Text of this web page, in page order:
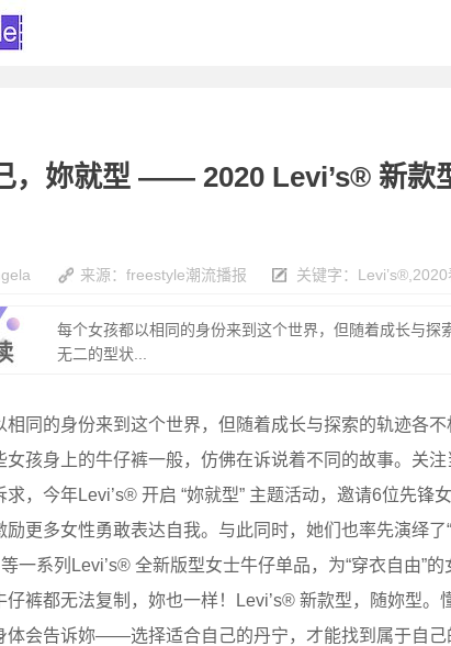
，妳就型 —— 2020 Levi’s® 新款
来源：freestyle潮流播报 关键字： Levi’s® 2020
每个女孩都以相同的身份来到这个世界，但随着成长与
无二的型状...
相同的身份来到这个世界，但随着成长与探索的轨迹各
女孩身上的牛仔裤一般，仿佛在诉说着不同的故事。关
求，今年Levi’s® 开启 “妳就型” 主题活动，邀请6位先锋
更多女性勇敢表达自我。与此同时，她们也率先演绎了“
一系列Levi’s® 全新版型女士牛仔单品，为“穿衣自由”
仔裤都无法复制，妳也一样！Levi’s® 新款型，随妳型。
体会告诉妳——选择适合自己的丹宁，才能找到属于自己